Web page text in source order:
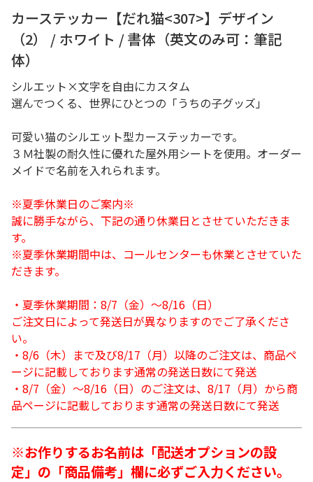
カーステッカー【だれ猫<307>】デザイン
（2） / ホワイト / 書体（英文のみ可：筆記
体）
シルエット×文字を自由にカスタム
選んでつくる、世界にひとつの「うちの子グッズ」
可愛い猫のシルエット型カーステッカーです。
３Ｍ社製の耐久性に優れた屋外用シートを使用。オーダー
メイドで名前を入れられます。
※夏季休業日のご案内※
誠に勝手ながら、下記の通り休業日とさせていただきま
す。
※夏季休業期間中は、コールセンターも休業とさせていた
だきます。
・夏季休業期間：8/7（金）～8/16（日）
ご注文日によって発送日が異なりますのでご了承くださ
い。
・8/6（木）まで及び8/17（月）以降のご注文は、商品ペ
ージに記載しております通常の発送日数にて発送
・8/7（金）～8/16（日）のご注文は、8/17（月）から商
品ページに記載しております通常の発送日数にて発送
※お作りするお名前は「配送オプションの設
定」の「商品備考」欄に必ずご入力ください。